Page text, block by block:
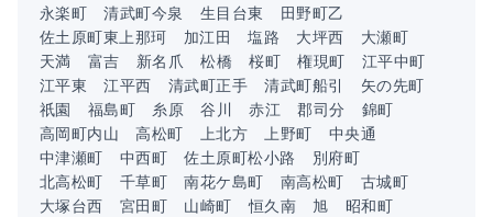
永楽町
清武町今泉 生目台東
田野町乙
佐土原町東上那珂
加江田 塩路 大坪西
大瀬町
天満
富吉 新名爪 松橋 桜町 権現町
江平中町
江平東
江平西 清武町正手 清武町船引
矢の先町
祇園
福島町 糸原 谷川 赤江 郡司分
錦町
高岡町内山
高松町 上北方 上野町
中央通
中津瀬町
中西町 佐土原町松小路
別府町
北高松町
千草町 南花ケ島町 南高松町
古城町
大塚台西
宮田町 山崎町 恒久南 旭
昭和町